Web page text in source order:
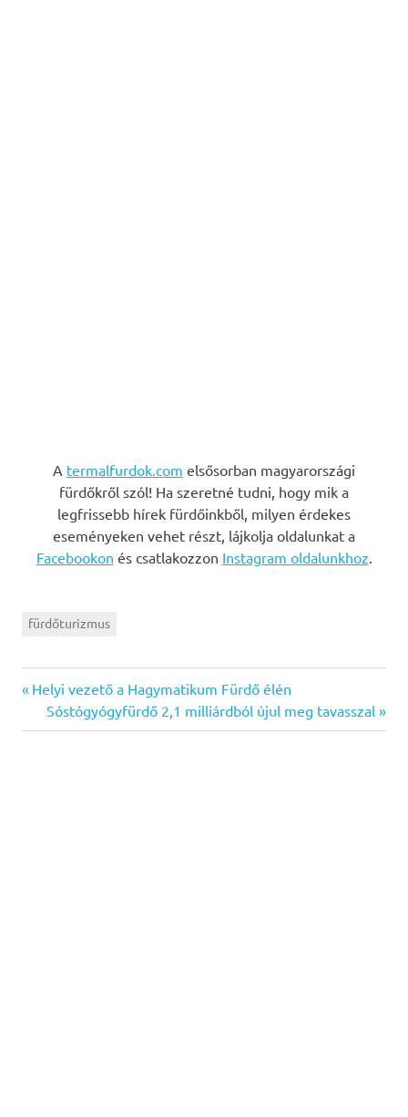
A termalfurdok.com elsősorban magyarországi
fürdőkről szól! Ha szeretné tudni, hogy mik a
legfrissebb hírek fürdőinkből, milyen érdekes
eseményeken vehet részt, lájkolja oldalunkat a
Facebookon és csatlakozzon Instagram oldalunkhoz
fürdőturizmus
Bejegyzés
navigáció
Previous
Post:
Helyi vezető a Hagymatikum Fürdő élén
Next
Post:
Sóstógyógyfürdő 2,1 milliárdból újul meg tavasszal